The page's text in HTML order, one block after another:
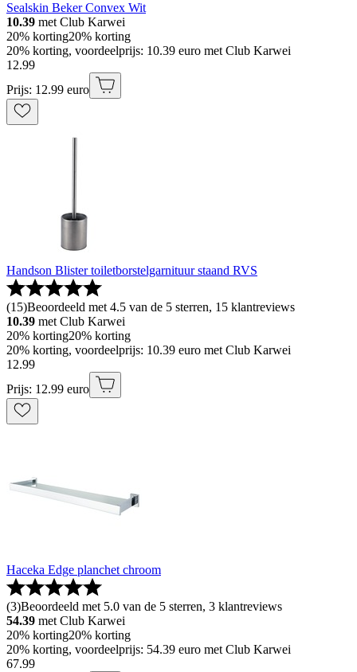
Sealskin Beker Convex Wit
10.39 met Club Karwei
20% korting20% korting
20% korting, voordeelprijs: 10.39 euro met Club Karwei
12.99
Prijs: 12.99 euro
Handson Blister toiletborstelgarnituur staand RVS
(15)Beoordeeld met 4.5 van de 5 sterren, 15 klantreviews
10.39 met Club Karwei
20% korting20% korting
20% korting, voordeelprijs: 10.39 euro met Club Karwei
12.99
Prijs: 12.99 euro
Haceka Edge planchet chroom
(3)Beoordeeld met 5.0 van de 5 sterren, 3 klantreviews
54.39 met Club Karwei
20% korting20% korting
20% korting, voordeelprijs: 54.39 euro met Club Karwei
67.99